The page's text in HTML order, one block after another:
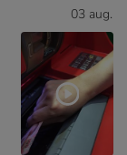
03 aug.